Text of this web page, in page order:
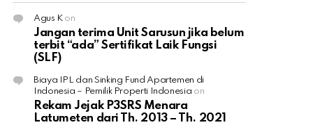
Agus Kon
Jangan terima Unit Sarusun jika belum
terbit “ada” Sertifikat Laik Fungsi
(SLF)
Biaya IPL dan Sinking Fund Apartemen di
Indonesia – Pemilik Properti Indonesia on
Rekam Jejak P3SRS Menara
Latumeten dari Th. 2013 – Th. 2021